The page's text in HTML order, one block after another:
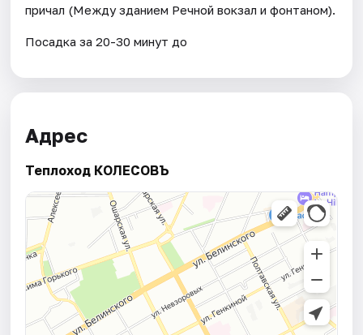
причал (Между зданием Речной вокзал и фонтаном).
Посадка за 20-30 минут до
Адрес
Теплоход КОЛЕСОВЪ